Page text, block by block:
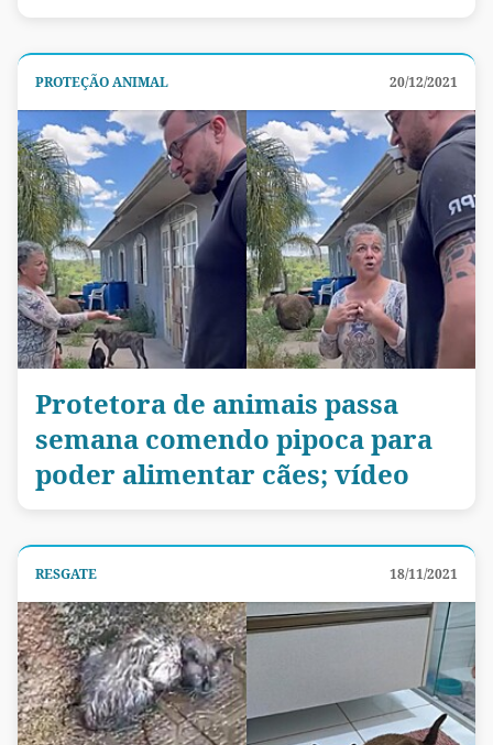
PROTEÇÃO ANIMAL 20/12/2021
Protetora de animais passa
semana comendo pipoca para
poder alimentar cães; vídeo
RESGATE 18/11/2021